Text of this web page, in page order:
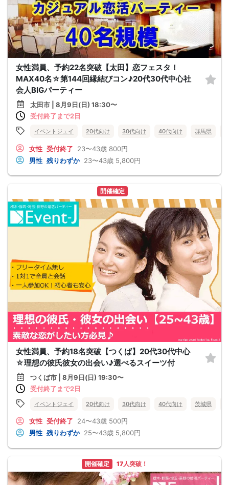
女性満員、予約22名突破【太田】恋フェスタ！
MAX40名☆第144回縁結びコン♪20代30代中心社
会人BIGパーティー
太田市 | 8月9日(日) 18:30〜
受付終了まで2日
イベントジェイ 20代向け 30代向け 40代向け 群馬県
女性 受付終了 23〜43歳 800円
男性 残りわずか 23〜43歳 5,800円
開催確定
女性満員、予約18名突破【つくば】20代30代中心
☆理想の彼氏彼女の出会い♪選べるスイーツ付
つくば市 | 8月9日(日) 19:30〜
受付終了まで2日
イベントジェイ 20代向け 30代向け 40代向け 茨城県
女性 受付終了 24〜43歳 500円
男性 残りわずか 25〜43歳 5,800円
開催確定 17人突破！